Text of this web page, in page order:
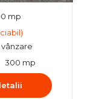
mp
300 mp